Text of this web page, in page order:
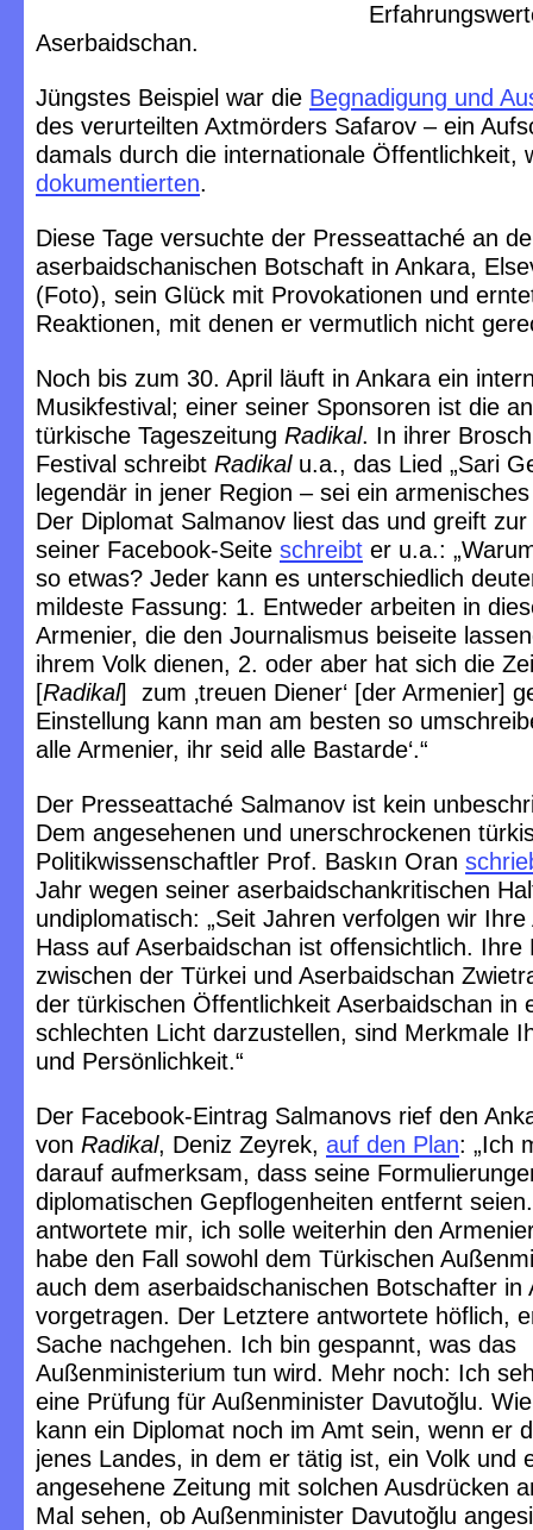
Aserbaidschan.
Jüngstes Beispiel war die Begnadigung und
des verurteilten Axtmörders Safarov – ein
damals durch die internationale Öffentlichkeit,
dokumentierten.
Diese Tage versuchte der Presseattaché an
aserbaidschanischen Botschaft in Ankara,
(Foto), sein Glück mit Provokationen und
Reaktionen, mit denen er vermutlich nicht
Noch bis zum 30. April läuft in Ankara ein
Musikfestival; einer seiner Sponsoren ist die
türkische Tageszeitung Radikal. In ihrer
Festival schreibt Radikalu.a., das Lied „Sari
legendär in jener Region – sei ein
Der Diplomat Salmanov liest das und greift
seiner Facebook-Seite schreibt er u.a.:
so etwas? Jeder kann es unterschiedlich
mildeste Fassung: 1. Entweder arbeiten in
Armenier, die den Journalismus beiseite
ihrem Volk dienen, 2. oder aber hat sich die
[Radikal] zum ‚treuen Diener‘ [der Armenier]
Einstellung kann man am besten so
alle Armenier, ihr seid alle Bastarde‘.“
Der Presseattaché Salmanov ist kein
Dem angesehenen und unerschrockenen
Politikwissenschaftler Prof. Baskın Oran
Jahr wegen seiner aserbaidschankritischen
undiplomatisch: „Seit Jahren verfolgen wir
Hass auf Aserbaidschan ist offensichtlich. Ihre
zwischen der Türkei und Aserbaidschan
der türkischen Öffentlichkeit Aserbaidschan in
schlechten Licht darzustellen, sind Merkmale
und Persönlichkeit.“
Der Facebook-Eintrag Salmanovs rief den
von Radikal, Deniz Zeyrek, auf den Plan: „Ich
darauf aufmerksam, dass seine
diplomatischen Gepflogenheiten entfernt
antwortete mir, ich solle weiterhin den
habe den Fall sowohl dem Türkischen
auch dem aserbaidschanischen Botschafter in
vorgetragen. Der Letztere antwortete höflich,
Sache nachgehen. Ich bin gespannt, was das
Außenministerium tun wird. Mehr noch: Ich
eine Prüfung für Außenminister Davutoğlu.
kann ein Diplomat noch im Amt sein, wenn er
jenes Landes, in dem er tätig ist, ein Volk und
angesehene Zeitung mit solchen Ausdrücken
Mal sehen, ob Außenminister Davutoğlu